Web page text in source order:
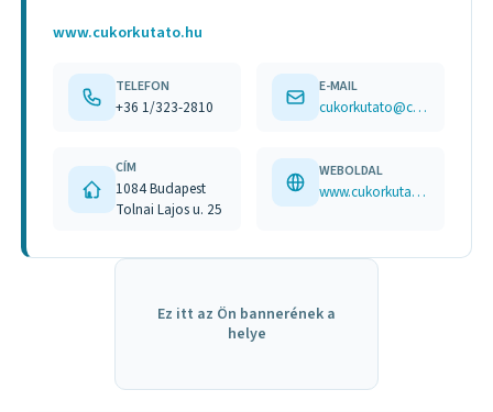
www.cukorkutato.hu
TELEFON
+36 1/323-2810
E-MAIL
cukorkutato@cukorkutato.hu
CÍM
1084 Budapest
Tolnai Lajos u. 25
WEBOLDAL
www.cukorkutato.hu
Ez itt az Ön bannerének a
helye